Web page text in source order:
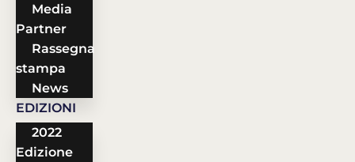
Media
Partner
Rassegna
stampa
News
EDIZIONI
2022
Edizione